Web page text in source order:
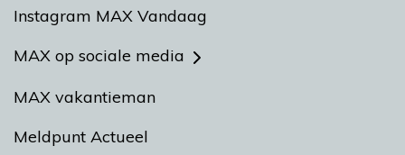
Instagram MAX Vandaag
MAX op sociale media
MAX vakantieman
Meldpunt Actueel